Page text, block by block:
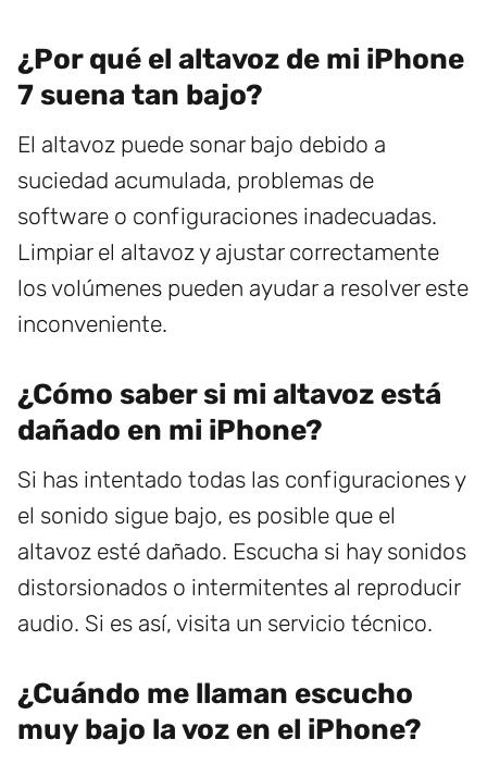
¿Por qué el altavoz de mi iPhone
7 suena tan bajo?
El altavoz puede sonar bajo debido a
suciedad acumulada, problemas de
software o configuraciones inadecuadas.
Limpiar el altavoz y ajustar correctamente
los volúmenes pueden ayudar a resolver este
inconveniente.
¿Cómo saber si mi altavoz está
dañado en mi iPhone?
Si has intentado todas las configuraciones y
el sonido sigue bajo, es posible que el
altavoz esté dañado. Escucha si hay sonidos
distorsionados o intermitentes al reproducir
audio. Si es así, visita un servicio técnico.
¿Cuándo me llaman escucho
muy bajo la voz en el iPhone?